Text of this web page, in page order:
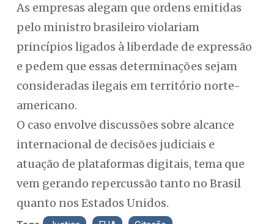
As empresas alegam que ordens emitidas
pelo ministro brasileiro violariam
princípios ligados à liberdade de expressão
e pedem que essas determinações sejam
consideradas ilegais em território norte-
americano.
O caso envolve discussões sobre alcance
internacional de decisões judiciais e
atuação de plataformas digitais, tema que
vem gerando repercussão tanto no Brasil
quanto nos Estados Unidos.